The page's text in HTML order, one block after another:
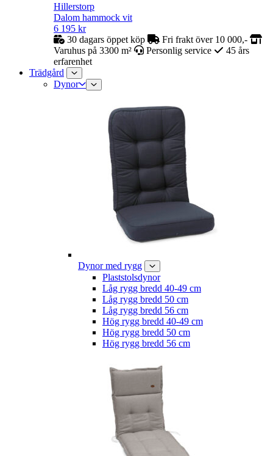
Hillerstorp
Dalom hammock vit
6 195 kr
30 dagars öppet köp
Fri frakt över 10 000,-
Varuhus på 3300 m²
Personlig service
45 års
erfarenhet
Trädgård
Dynor
Dynor med rygg
Plaststolsdynor
Låg rygg bredd 40-49 cm
Låg rygg bredd 50 cm
Låg rygg bredd 56 cm
Hög rygg bredd 40-49 cm
Hög rygg bredd 50 cm
Hög rygg bredd 56 cm